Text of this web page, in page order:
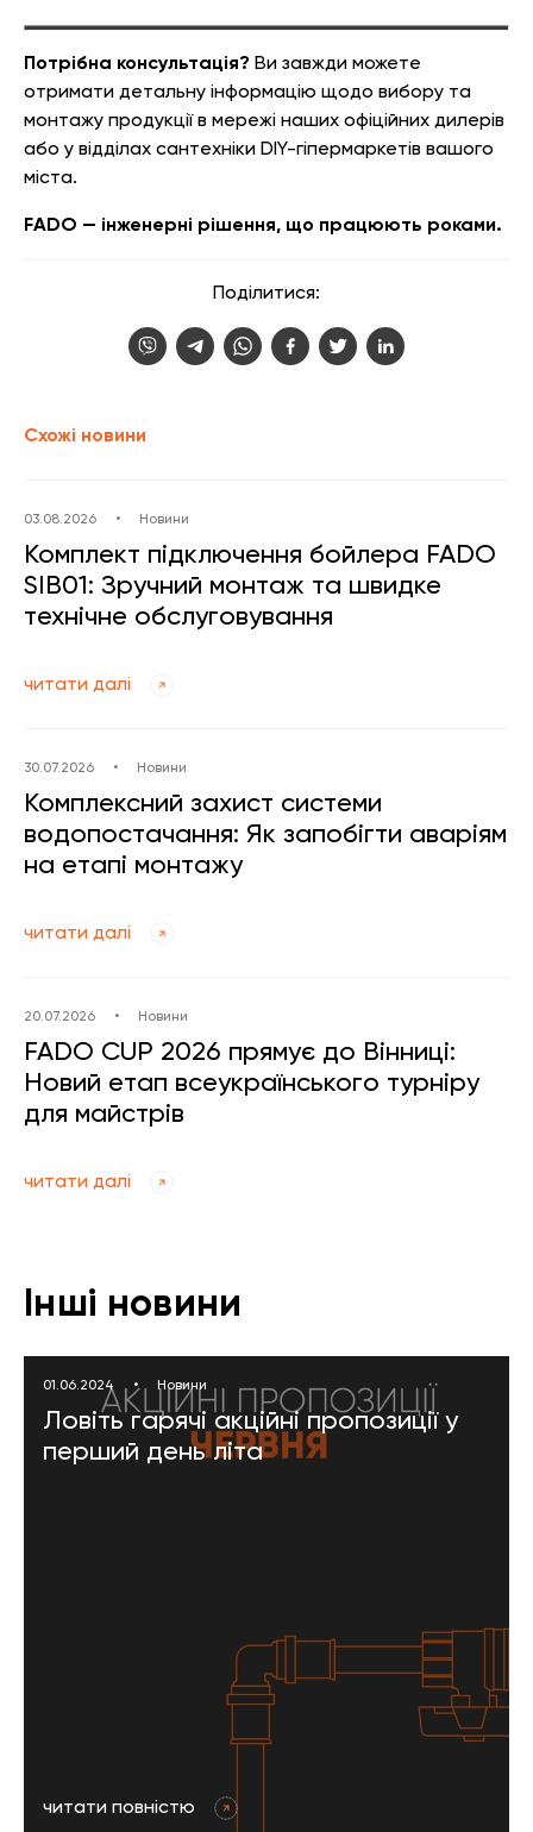
Схожі новини
03.08.2026 • Новини
Комплект підключення бойлера FADO
SIB01: Зручний монтаж та швидке
технічне обслуговування
читати далі
30.07.2026 • Новини
Комплексний захист системи
водопостачання: Як запобігти аваріям
на етапі монтажу
читати далі
20.07.2026 • Новини
FADO CUP 2026 прямує до Вінниці:
Новий етап всеукраїнського турніру
для майстрів
читати далі
Потрібна консультація? Ви завжди можете
отримати детальну інформацію щодо вибору та
монтажу продукції в мережі наших офіційних дилерів
або у відділах сантехніки DIY-гіпермаркетів вашого
міста.
FADO — інженерні рішення, що працюють роками.
Поділитися:
Інші новини
01.06.2024 • Новини
Ловіть гарячі акційні пропозиції у
перший день літа
читати повністю